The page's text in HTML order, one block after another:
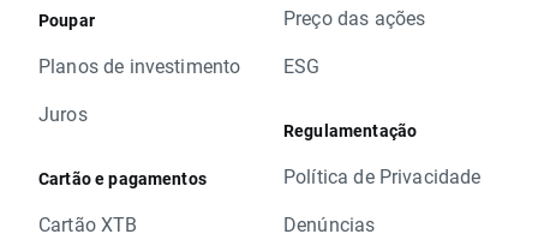
Poupar
Planos de investimento
Juros
Cartão e pagamentos
Cartão XTB
Preço das ações
ESG
Regulamentação
Política de Privacidade
Denúncias